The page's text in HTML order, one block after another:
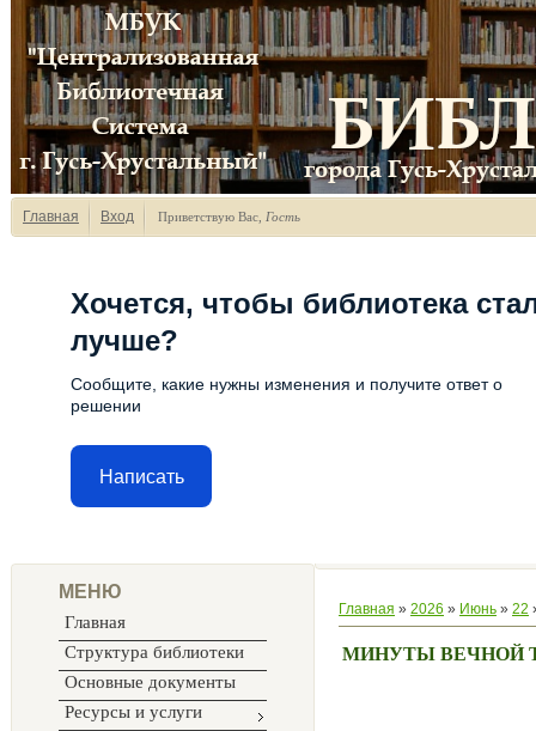
Главная Вход Приветствую Вас Гость
Хочется, чтобы библиотека
лучше?
Сообщите, какие нужны изменения и получите ответ о
решении
Написать
МЕНЮ
Главная
Структура библиотеки
Основные документы
Ресурсы и услуги
Главная » 2026 » Июнь » 22
МИНУТЫ ВЕЧНОЙ